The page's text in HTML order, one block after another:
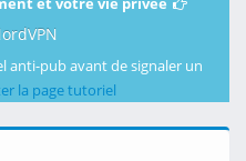
anti-pub avant de signaler un
la page tutoriel